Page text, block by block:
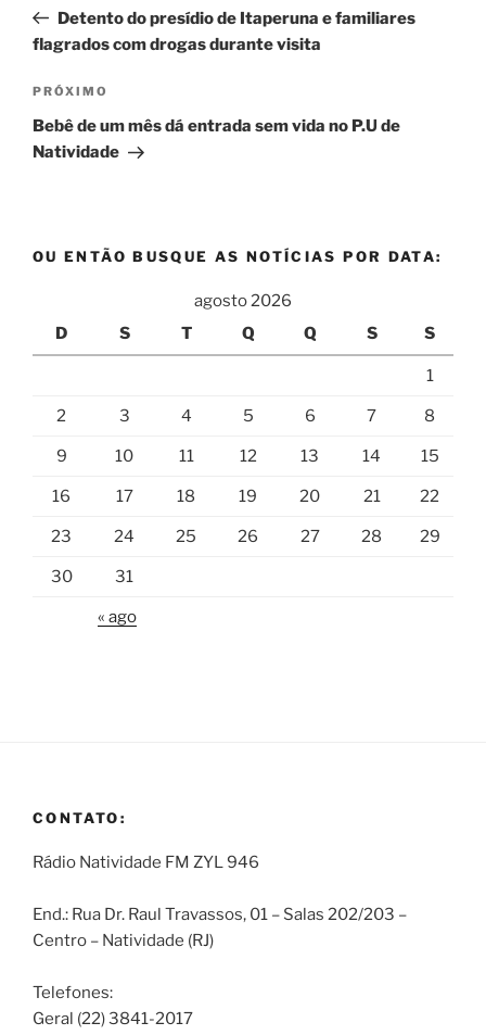
Post
anterior
Detento do presídio de Itaperuna e familiares
flagrados com drogas durante visita
Próximo
post
PRÓXIMO
Bebê de um mês dá entrada sem vida no P.U de
Natividade
OU ENTÃO BUSQUE AS NOTÍCIAS POR DATA:
agosto 2026
D
S T Q Q S S
1
2 3 4 5 6 7 8
9 10 11 12 13 14 15
16 17 18 19 20 21 22
23 24 25 26 27 28 29
30 31
« ago
CONTATO:
Rádio Natividade FM ZYL 946
End.: Rua Dr. Raul Travassos, 01 – Salas 202/203 –
Centro – Natividade (RJ)
Telefones:
Geral (22) 3841-2017